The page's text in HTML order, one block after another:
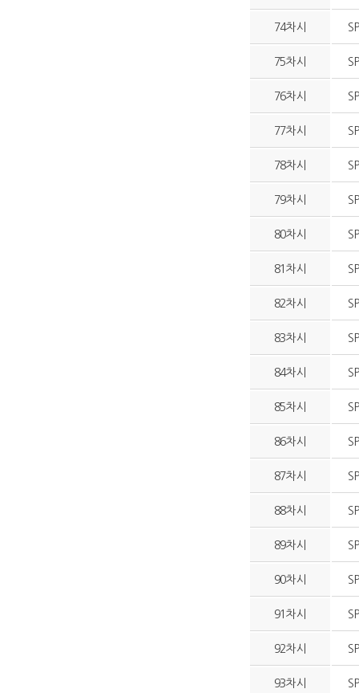
74차시
75차시
76차시
77차시
78차시
79차시
80차시
81차시
82차시
83차시
84차시
85차시
86차시
87차시
88차시
89차시
90차시
91차시
92차시
93차시